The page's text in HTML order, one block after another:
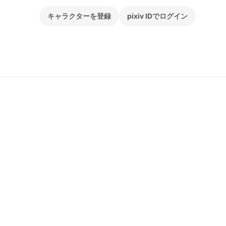
キャラクターを登録 pixiv IDでログイン